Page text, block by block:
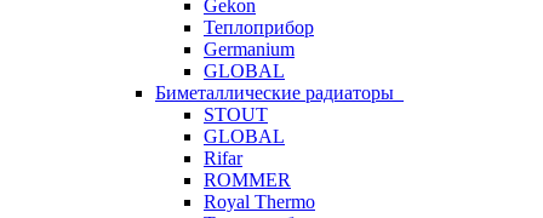
Gekon
Теплоприбор
Germanium
GLOBAL
Биметаллические радиаторы
STOUT
GLOBAL
Rifar
ROMMER
Royal Thermo